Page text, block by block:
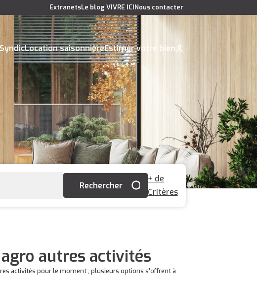
ExtranetsLe blog VIVRE ICINous contacter
Location saisonnièreEstimer votre bien
+ de
Critères
autres activités
activités pour le moment , plusieurs options s'offrent à